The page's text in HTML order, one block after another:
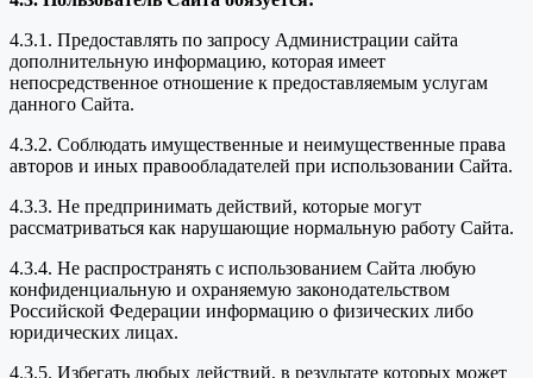
4.3.1. Предоставлять по запросу Администрации сайта
дополнительную информацию, которая имеет
непосредственное отношение к предоставляемым услугам
данного Сайта.
4.3.2. Соблюдать имущественные и неимущественные права
авторов и иных правообладателей при использовании Сайта.
4.3.3. Не предпринимать действий, которые могут
рассматриваться как нарушающие нормальную работу Сайта.
4.3.4. Не распространять с использованием Сайта любую
конфиденциальную и охраняемую законодательством
Российской Федерации информацию о физических либо
юридических лицах.
4.3.5. Избегать любых действий, в результате которых может